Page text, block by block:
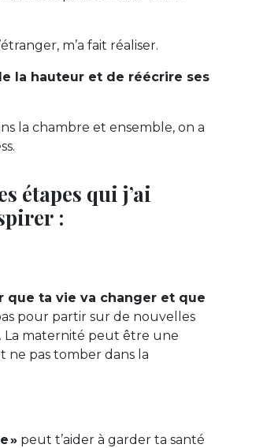
m’a fait réaliser.
la hauteur et de réécrire ses
la chambre et ensemble, on a
étapes qui j’ai
:
que ta vie va changer et que
pour partir sur de nouvelles
La maternité peut être une
pas tomber dans la
» peut t’aider à garder ta santé